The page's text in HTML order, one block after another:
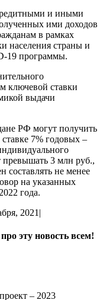
и иными
ими доходов
в рамках
населения страны и
19 программы.
ключевой ставки
выдачи
РФ могут получить
7% годовых –
3 млн руб.,
составлять не менее
на указанных
года.
2021 |
эту новость всем!